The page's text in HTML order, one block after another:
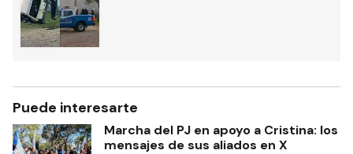
Puede interesarte
Marcha del PJ en apoyo a Cristina: los
mensajes de sus aliados en X